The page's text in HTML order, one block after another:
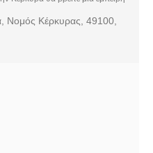
την σωστή υπεράσπισή σας. Η
της, στέκονται δίπλα σε
η έγκαιρη, συνεπής και
τους, έχοντας ως
Επικοινωνήστε μαζί μας ή
το οποιοδήποτε
Νομός Κέρκυρας, 49100,